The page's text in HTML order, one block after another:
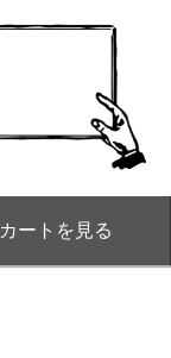
カートを見る